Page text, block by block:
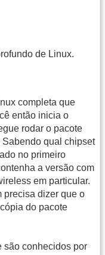
de Linux.
completa que
então inicia o
rodar o pacote
qual chipset
no primeiro
a versão com
em particular.
precisa dizer que o
do pacote
são conhecidos por